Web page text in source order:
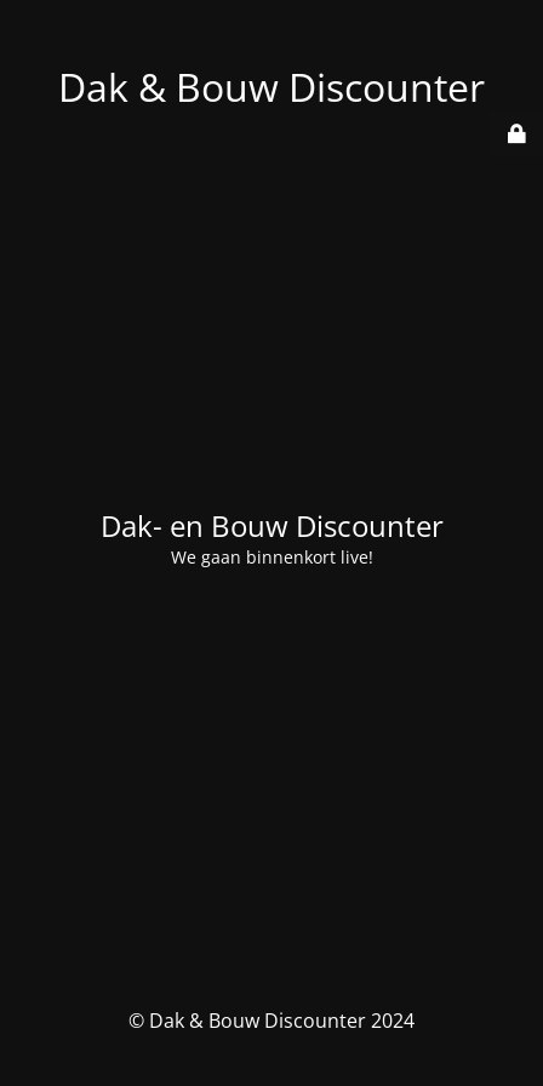
Dak & Bouw Discounter
Dak- en Bouw Discounter
We gaan binnenkort live!
© Dak & Bouw Discounter 2024